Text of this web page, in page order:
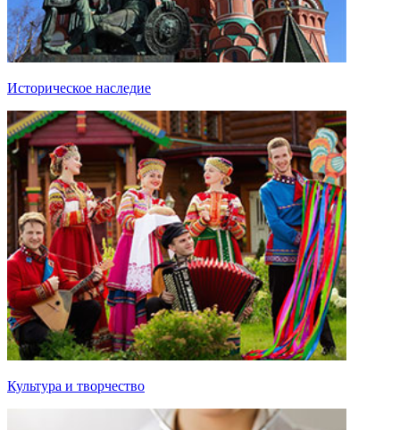
Историческое наследие
Культура и творчество